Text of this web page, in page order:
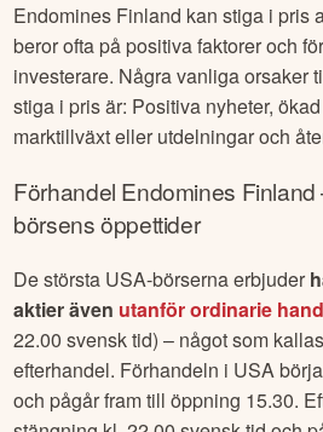
Endomines Finland kan stiga i pris
beror ofta på positiva faktorer och
investerare. Några vanliga orsaker
stiga i pris är: Positiva nyheter,
marktillväxt eller utdelningar och
Förhandel Endomines Finland
börsens öppettider
De största USA-börserna erbjuder
aktier även utanför ordinarie
22.00 svensk tid) – något som
efterhandel. Förhandeln i USA
och pågår fram till öppning 15.30.